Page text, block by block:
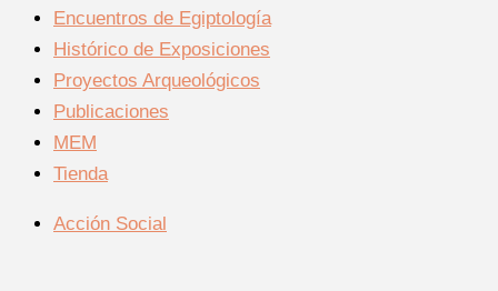
Encuentros de Egiptología
Histórico de Exposiciones
Proyectos Arqueológicos
Publicaciones
MEM
Tienda
Acción Social